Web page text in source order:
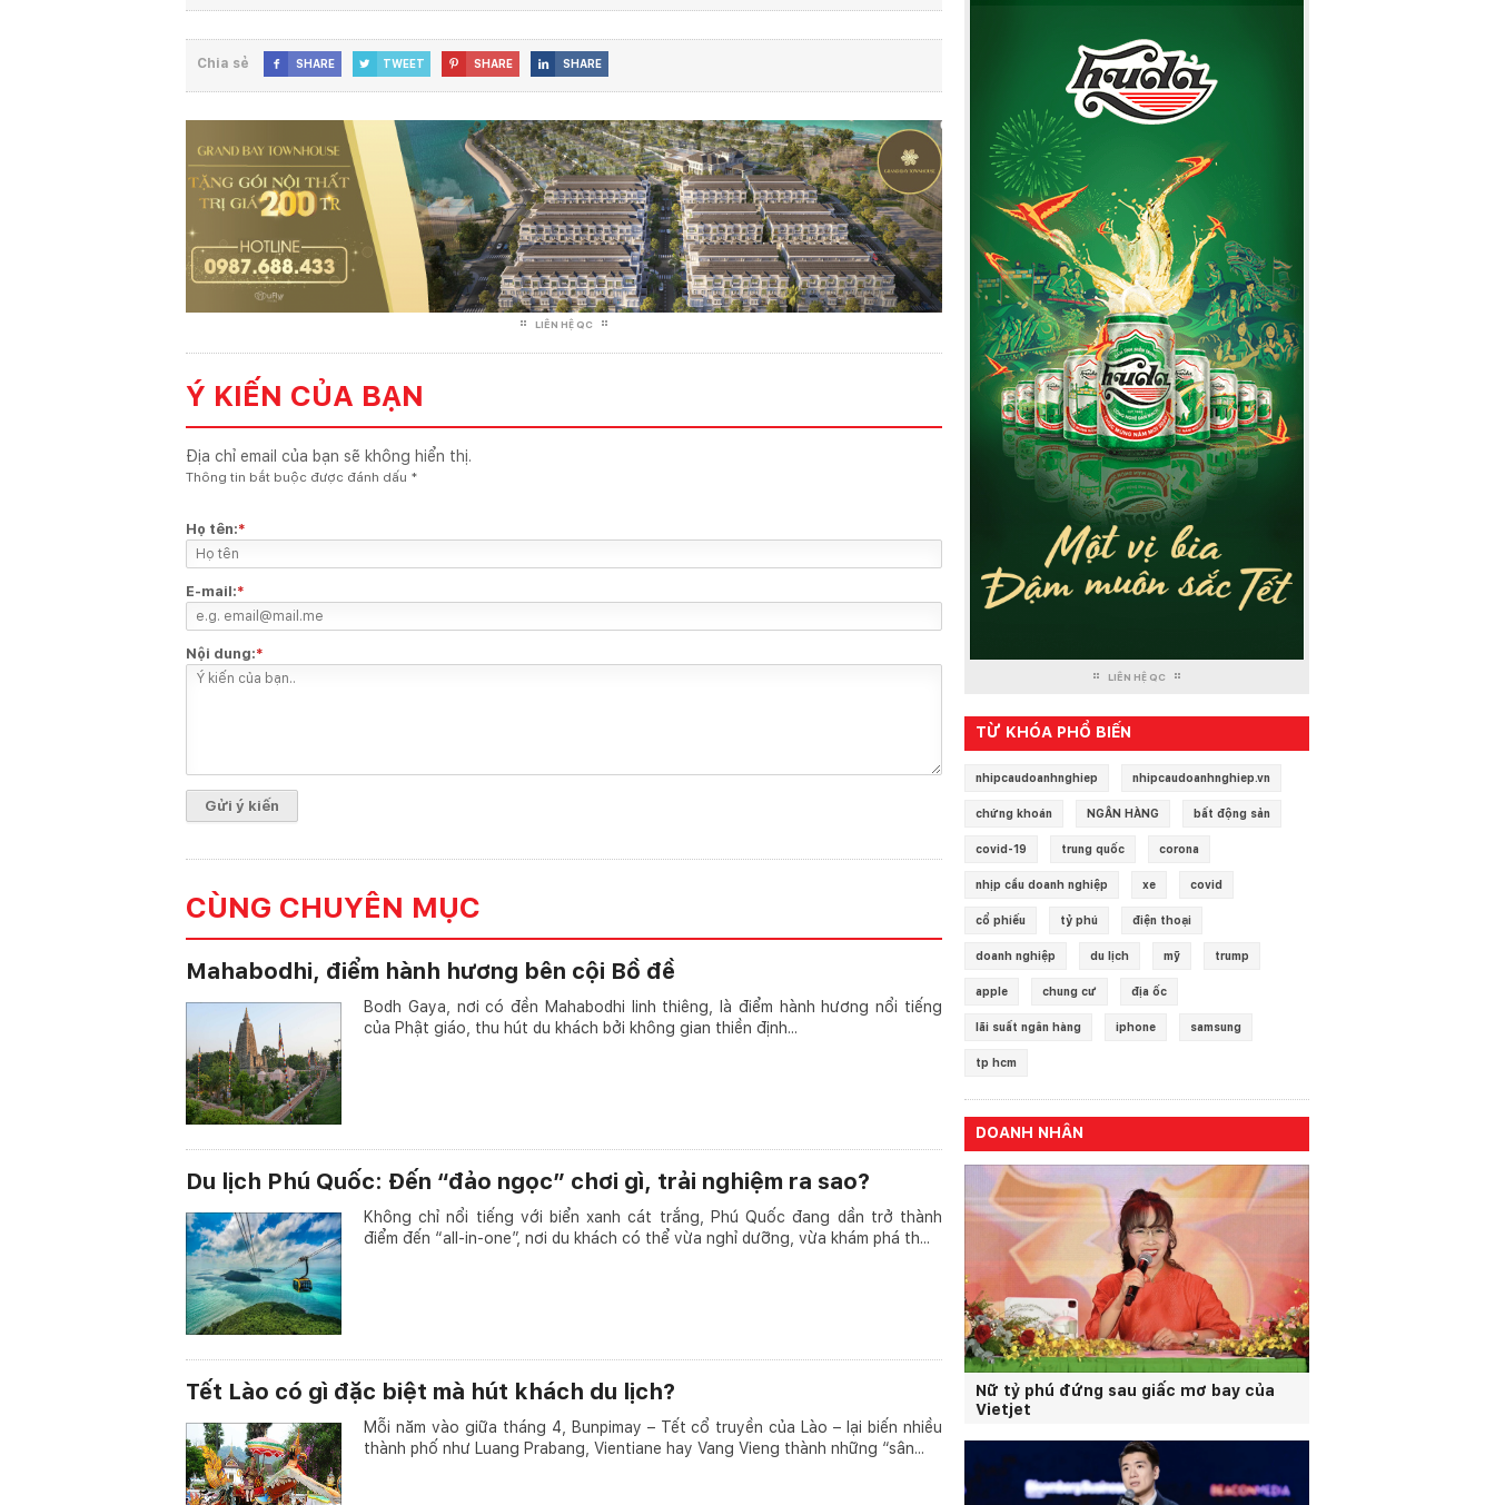
Chia sẻ  SHARE  TWEET  SHARE  SHARE
LIÊN HỆ QC
Ý KIẾN CỦA BẠN
Địa chỉ email của bạn sẽ không hiển thị.
Thông tin bắt buộc được đánh dấu *
Họ tên:*
E-mail:*
Nội dung:*
CÙNG CHUYÊN MỤC
Mahabodhi, điểm hành hương bên cội Bồ đề
Bodh Gaya, nơi có đền Mahabodhi linh thiêng, là điểm hành hương nổi tiếng
của Phật giáo, thu hút du khách bởi không gian thiền định...
Du lịch Phú Quốc: Đến “đảo ngọc” chơi gì, trải nghiệm ra sao?
Không chỉ nổi tiếng với biển xanh cát trắng, Phú Quốc đang dần trở thành
điểm đến “all-in-one”, nơi du khách có thể vừa nghỉ dưỡng, vừa khám phá th...
Tết Lào có gì đặc biệt mà hút khách du lịch?
Mỗi năm vào giữa tháng 4, Bunpimay – Tết cổ truyền của Lào – lại biến nhiều
thành phố như Luang Prabang, Vientiane hay Vang Vieng thành những “sân...
LIÊN HỆ QC
TỪ KHÓA PHỔ BIẾN
nhipcaudoanhnghiep nhipcaudoanhnghiep.vn
chứng khoán NGÂN HÀNG bất động sản
covid-19 trung quốc corona
nhịp cầu doanh nghiệp xe covid
cổ phiếu tỷ phú điện thoại
doanh nghiệp du lịch mỹ trump
apple chung cư địa ốc
lãi suất ngân hàng iphone samsung
tp hcm
DOANH NHÂN
Nữ tỷ phú đứng sau giấc mơ bay của
Vietjet